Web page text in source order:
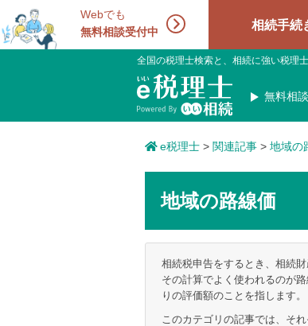
Webでも
無料相談受付中
相続手続きの無料相談
全国の税理士検索と、相続に強い税理
無料相
e税理士 > 関連記事 > 地域の
地域の路線価
相続税申告をするとき、相続
その計算でよく使われるのが
りの評価額のことを指します。
このカテゴリの記事では、そ